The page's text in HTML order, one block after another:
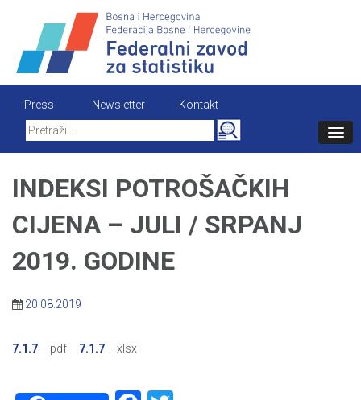
content
Press Newsletter
Kontakt
Search
for:
INDEKSI POTROŠAČKIH
CIJENA – JULI / SRPANJ
2019. GODINE
20.08.2019
7.1.7 – pdf 7.1.7 – xlsx